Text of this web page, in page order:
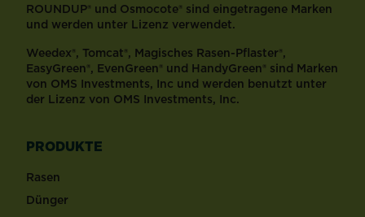
ROUNDUP® und Osmocote® sind eingetragene Marken
und werden unter Lizenz verwendet.
Weedex®, Tomcat®, Magisches Rasen-Pflaster®,
EasyGreen®, EvenGreen® und HandyGreen® sind Marken
von OMS Investments, Inc und werden benutzt unter
der Lizenz von OMS Investments, Inc.
PRODUKTE
Rasen
Dünger